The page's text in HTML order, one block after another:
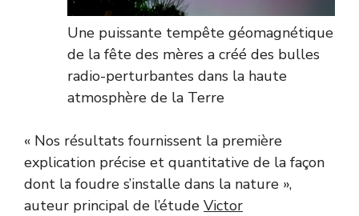
Une puissante tempête géomagnétique
de la fête des mères a créé des bulles
radio-perturbantes dans la haute
atmosphère de la Terre
« Nos résultats fournissent la première
explication précise et quantitative de la façon
dont la foudre s’installe dans la nature »,
auteur principal de l’étude Victor